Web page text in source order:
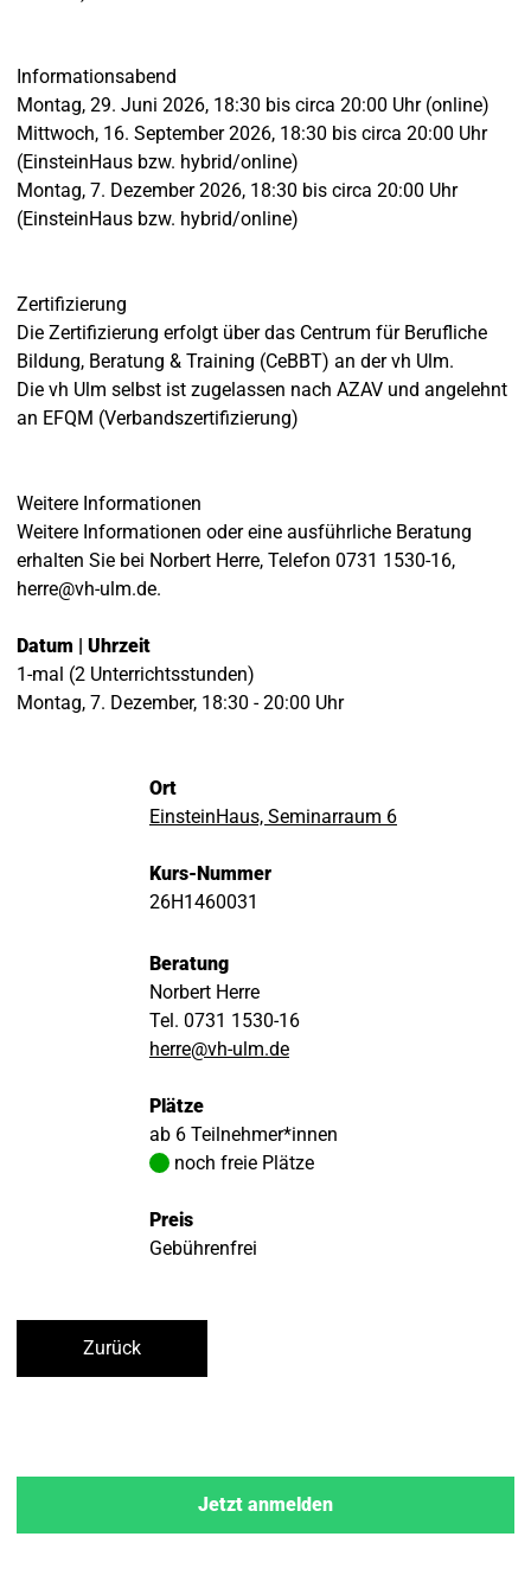
Informationsabend
Montag, 29. Juni 2026, 18:30 bis circa 20:00 Uhr (online)
Mittwoch, 16. September 2026, 18:30 bis circa 20:00 Uhr
(EinsteinHaus bzw. hybrid/online)
Montag, 7. Dezember 2026, 18:30 bis circa 20:00 Uhr
(EinsteinHaus bzw. hybrid/online)
Zertifizierung
Die Zertifizierung erfolgt über das Centrum für Berufliche
Bildung, Beratung & Training (CeBBT) an der vh Ulm.
Die vh Ulm selbst ist zugelassen nach AZAV und angelehnt
an EFQM (Verbandszertifizierung)
Weitere Informationen
Weitere Informationen oder eine ausführliche Beratung
erhalten Sie bei Norbert Herre, Telefon 0731 1530-16,
herre@vh-ulm.de.
Datum | Uhrzeit
1-mal (2 Unterrichtsstunden)
Montag, 7. Dezember, 18:30 - 20:00 Uhr
Ort
EinsteinHaus, Seminarraum 6
Kurs-Nummer
26H1460031
Beratung
Norbert Herre
Tel. 0731 1530-16
herre@vh-ulm.de
Plätze
ab 6 Teilnehmer*innen
noch freie Plätze
Preis
Gebührenfrei
Zurück
Jetzt anmelden